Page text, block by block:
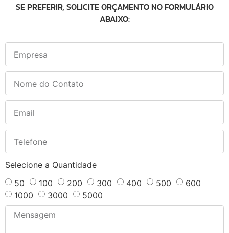
SE PREFERIR, SOLICITE ORÇAMENTO NO FORMULÁRIO
ABAIXO:
Selecione a Quantidade
50
100 200 300 400 500
600
1000
3000 5000